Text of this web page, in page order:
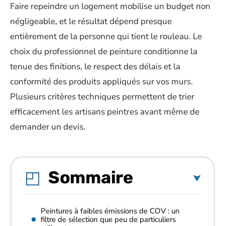
Faire repeindre un logement mobilise un budget non
négligeable, et le résultat dépend presque
entièrement de la personne qui tient le rouleau. Le
choix du professionnel de peinture conditionne la
tenue des finitions, le respect des délais et la
conformité des produits appliqués sur vos murs.
Plusieurs critères techniques permettent de trier
efficacement les artisans peintres avant même de
demander un devis.
Sommaire
Peintures à faibles émissions de COV : un
filtre de sélection que peu de particuliers